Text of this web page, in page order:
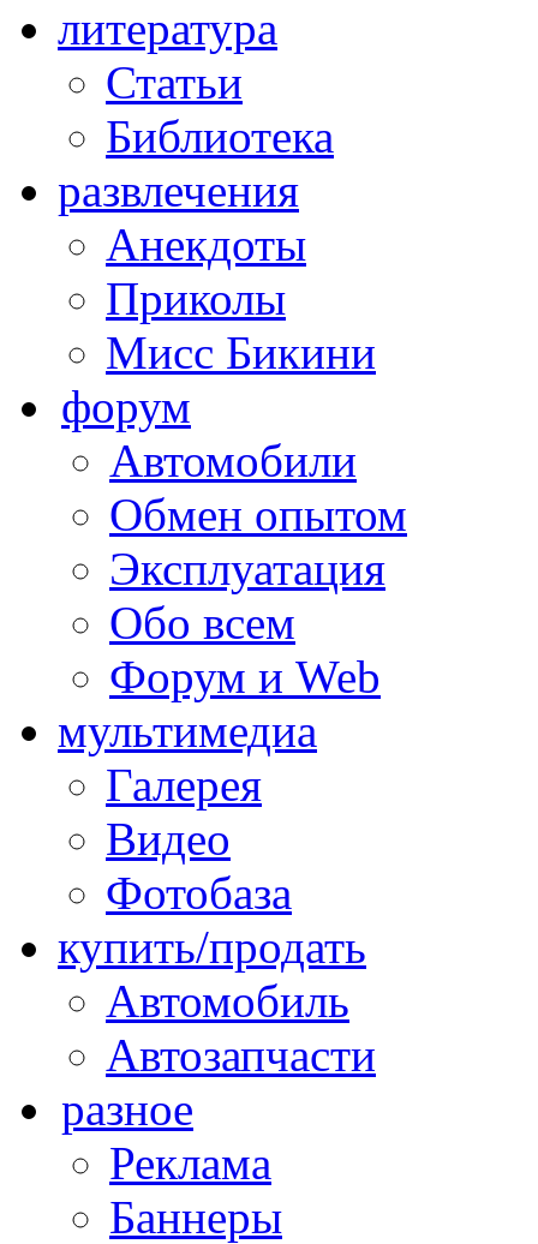
литература
Статьи
Библиотека
развлечения
Анекдоты
Приколы
Мисс Бикини
форум
Автомобили
Обмен опытом
Эксплуатация
Обо всем
Форум и Web
мультимедиа
Галерея
Видео
Фотобаза
купить/продать
Автомобиль
Автозапчасти
разное
Реклама
Баннеры